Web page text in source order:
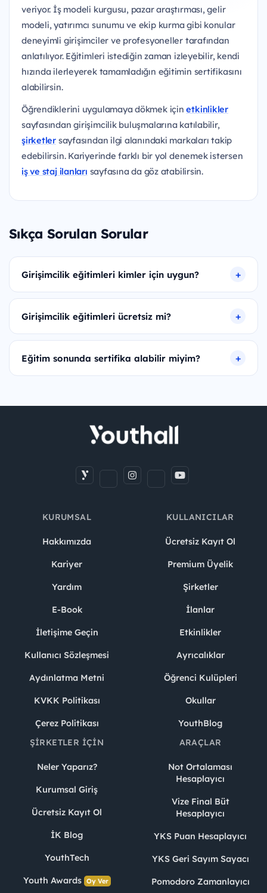
veriyor. İş modeli kurgusu, pazar araştırması, gelir
modeli, yatırımcı sunumu ve ekip kurma gibi konular
deneyimli girişimciler ve profesyoneller tarafından
anlatılıyor. Eğitimleri istediğin zaman izleyebilir, kendi
hızında ilerleyerek tamamladığın eğitimin sertifikasını
alabilirsin.
Öğrendiklerini uygulamaya dökmek içinetkinlikler
sayfasından girişimcilik buluşmalarına katılabilir,
şirketlersayfasından ilgi alanındaki markaları takip
edebilirsin. Kariyerinde farklı bir yol denemek istersen
iş ve staj ilanları sayfasına da göz atabilirsin.
Sıkça Sorulan Sorular
Girişimcilik eğitimleri kimler için uygun?
Girişimcilik eğitimleri ücretsiz mi?
Eğitim sonunda sertifika alabilir miyim?
KURUMSAL
Hakkımızda
Kariyer
Yardım
E-Book
İletişime Geçin
Kullanıcı Sözleşmesi
Aydınlatma Metni
KVKK Politikası
Çerez Politikası
KULLANICILAR
Ücretsiz Kayıt Ol
Premium Üyelik
Şirketler
İlanlar
Etkinlikler
Ayrıcalıklar
Öğrenci Kulüpleri
Okullar
YouthBlog
ŞIRKETLER İÇIN
Neler Yaparız?
Kurumsal Giriş
Ücretsiz Kayıt Ol
İK Blog
YouthTech
Youth Awards Oy Ver
ARAÇLAR
Not Ortalaması
Hesaplayıcı
Vize Final Büt
Hesaplayıcı
YKS Puan Hesaplayıcı
YKS Geri Sayım Sayacı
Pomodoro Zamanlayıcı